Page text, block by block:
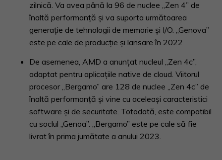
zilnică. Va avea până la 96 de nuclee „Zen 4” de
înaltă performanță și va suporta următoarea
generație de tehnologii de memorie și I/O. „Genova”
este pe cale de producție și lansare în 2022
De asemenea, AMD a anunțat nucleul „Zen 4c”,
adaptat pentru aplicațiile native de cloud. Viitorul
procesor „Bergamo” are 128 de nuclee „Zen 4c” de
înaltă performanță și vine cu aceleași caracteristici
software și de securitate. Totodată, este compatibil
cu soclul „Genoa”. „Bergamo” este pe cale să fie
livrat în prima jumătate a anului 2023.